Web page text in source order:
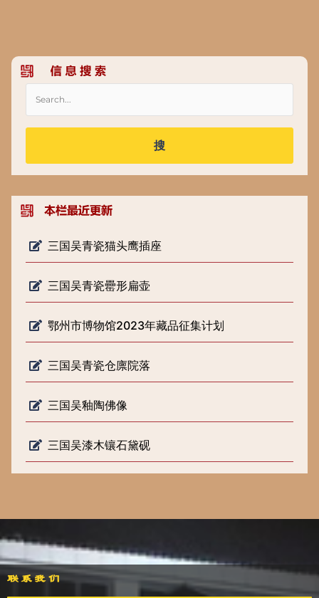
搜
三国吴青瓷猫头鹰插座
三国吴青瓷罍形扁壶
鄂州市博物馆2023年藏品征集计划
三国吴青瓷仓廪院落
三国吴釉陶佛像
三国吴漆木镶石黛砚
联系我们